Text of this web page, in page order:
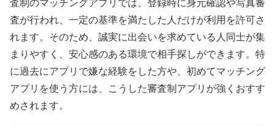
査制のマッチングアプリでは、登録時に身元確認や写真審
査が行われ、一定の基準を満たした人だけが利用を許可さ
れます。そのため、誠実に出会いを求めている人同士が集
まりやすく、安心感のある環境で相手探しができます。特
に過去にアプリで嫌な経験をした方や、初めてマッチング
アプリを使う方には、こうした審査制アプリが強くおすす
めされます。